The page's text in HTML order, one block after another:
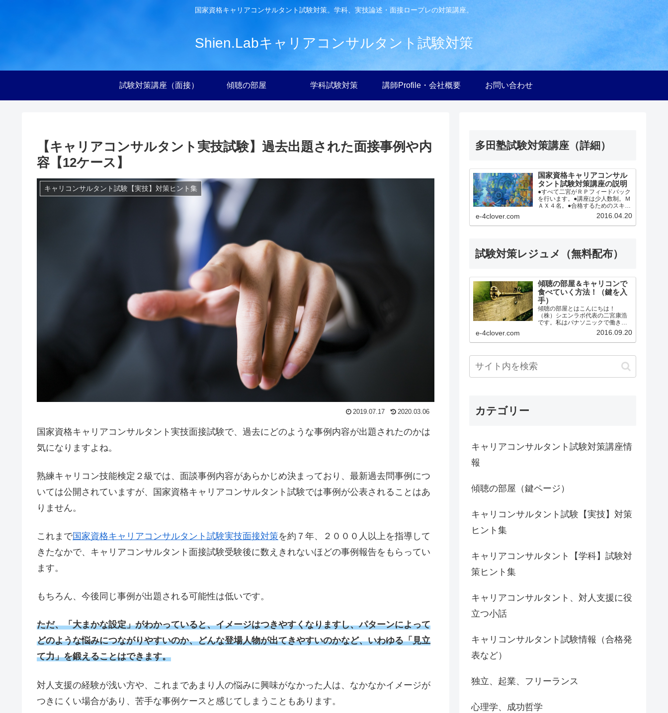
国家資格キャリアコンサルタント試験対策。学科、実技論述・面接ロープレの対策講座。
Shien.Labキャリアコンサルタント試験対策
試験対策講座（面接） 傾聴の部屋 学科試験対策 講師Profile・会社概要 お問い合わせ
【キャリアコンサルタント実技試験】過去出題された面接事例や内
容【12ケース】
キャリコンサルタント試験【実技】対策ヒント集
2019.07.17 2020.03.06
国家資格キャリアコンサルタント実技面接試験で、過去にどのような事例内容が出題されたのかは
気になりますよね。
熟練キャリコン技能検定２級では、面談事例内容があらかじめ決まっており、最新過去問事例につ
いては公開されていますが、国家資格キャリアコンサルタント試験では事例が公表されることはあ
りません。
これまで国家資格キャリアコンサルタント試験実技面接対策を約７年、２０００人以上を指導して
きたなかで、キャリアコンサルタント面接試験受験後に数えきれないほどの事例報告をもらってい
ます。
もちろん、今後同じ事例が出題される可能性は低いです。
ただ、「大まかな設定」がわかっていると、イメージはつきやすくなりますし、パターンによって
どのような悩みにつながりやすいのか、どんな登場人物が出てきやすいのかなど、いわゆる「見立
て力」を鍛えることはできます。
対人支援の経験が浅い方や、これまであまり人の悩みに興味がなかった人は、なかなかイメージが
つきにくい場合があり、苦手な事例ケースと感じてしまうこともあります。
多田塾試験対策講座（詳細）
国家資格キャリアコンサル
タント試験対策講座の説明
●すべて二宮がＲＰフィードバック
を行います。●講座は少人数制。Ｍ
ＡＸ４名。●合格するためのスキル
を２日で徹底指導。●ロープレ実践
中心、的確なフィードバック。●受
講後、本番まで何をするべきか明
e-4clover.com 2016.04.20
試験対策レジュメ（無料配布）
傾聴の部屋＆キャリコンで
食べていく方法！（鍵を入
手）
傾聴の部屋とはこんにちは！
（株）シエンラボ代表の二宮康浩
です。私はパナソニックで働きな
がら、勉強の仕方を工夫し、１級
キャリアコンサルティング技能士
の資格を取得、皆さんのサポート
Shien.Labの公認サポーター...
e-4clover.com 2016.09.20
カテゴリー
キャリアコンサルタント試験対策講座情
報
傾聴の部屋（鍵ページ）
キャリコンサルタント試験【実技】対策
ヒント集
キャリアコンサルタント【学科】試験対
策ヒント集
キャリアコンサルタント、対人支援に役
立つ小話
キャリコンサルタント試験情報（合格発
表など）
独立、起業、フリーランス
心理学、成功哲学